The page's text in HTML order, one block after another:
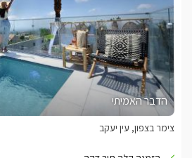
הדבר האמיתי
צימר בצפון, עין יעקב